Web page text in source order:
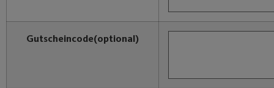
Gutscheincode(optional)